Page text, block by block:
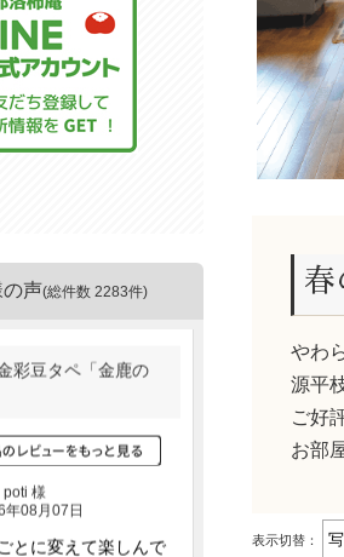
春
やわ
源平
ご好
お部
表示切替：
声(総件数 2283件)